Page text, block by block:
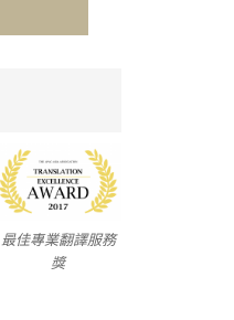
最佳專業翻譯服務
獎